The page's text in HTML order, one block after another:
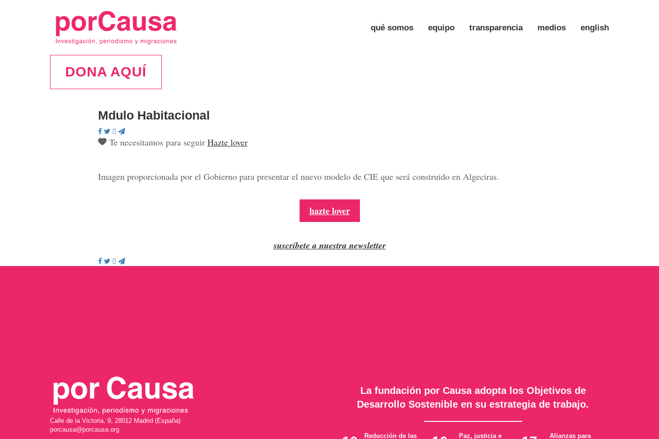
qué somos equipo transparencia medios english
DONA AQUÍ
Mdulo Habitacional
Te necesitamos para seguir Hazte lover
Imagen proporcionada por el Gobierno para presentar el nuevo modelo de CIE que será construido en Algeciras.
hazte lover
suscríbete a nuestra newsletter
Calle de la Victoria, 9, 28012 Madrid (España)
porcausa@porcausa.org
La fundación por Causa adopta los Objetivos de
Desarrollo Sostenible en su estrategia de trabajo.
Reducción de las Paz, justicia e Alianzas para